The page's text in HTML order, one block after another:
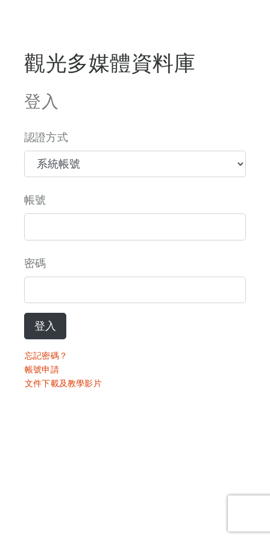
觀光多媒體資料庫
登入
認證方式
帳號
密碼
登入
忘記密碼？
帳號申請
文件下載及教學影片